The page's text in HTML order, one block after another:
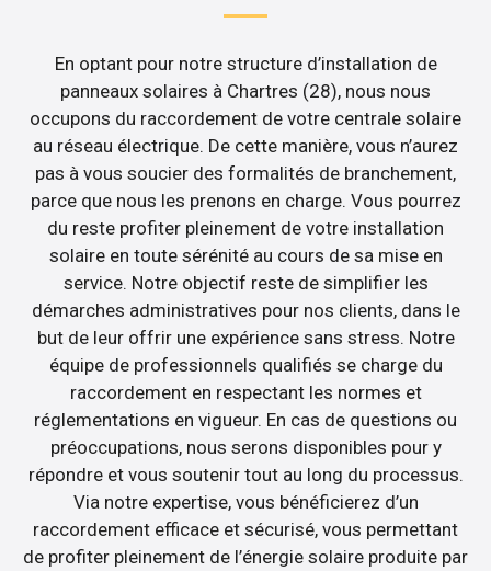
En optant pour notre structure d’installation de
panneaux solaires à Chartres (28), nous nous
occupons du raccordement de votre centrale solaire
au réseau électrique. De cette manière, vous n’aurez
pas à vous soucier des formalités de branchement,
parce que nous les prenons en charge. Vous pourrez
du reste profiter pleinement de votre installation
solaire en toute sérénité au cours de sa mise en
service. Notre objectif reste de simplifier les
démarches administratives pour nos clients, dans le
but de leur offrir une expérience sans stress. Notre
équipe de professionnels qualifiés se charge du
raccordement en respectant les normes et
réglementations en vigueur. En cas de questions ou
préoccupations, nous serons disponibles pour y
répondre et vous soutenir tout au long du processus.
Via notre expertise, vous bénéficierez d’un
raccordement efficace et sécurisé, vous permettant
de profiter pleinement de l’énergie solaire produite par